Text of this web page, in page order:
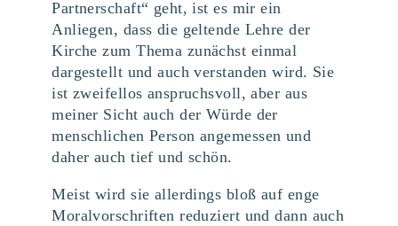
Partnerschaft“ geht, ist es mir ein
Anliegen, dass die geltende Lehre der
Kirche zum Thema zunächst einmal
dargestellt und auch verstanden wird. Sie
ist zweifellos anspruchsvoll, aber aus
meiner Sicht auch der Würde der
menschlichen Person angemessen und
daher auch tief und schön.
Meist wird sie allerdings bloß auf enge
Moralvorschriften reduziert und dann auch